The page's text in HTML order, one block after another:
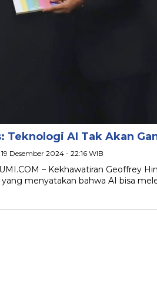
Teknologi AI Tak Akan
Desember 2024 - 22:16 WIB
– Kekhawatiran Geoffrey
menyatakan bahwa AI bisa